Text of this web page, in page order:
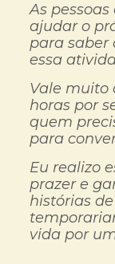
As
ajudar o
para saber
essa
Vale muito
horas por
quem
para
Eu realizo
prazer e
histórias
vida por